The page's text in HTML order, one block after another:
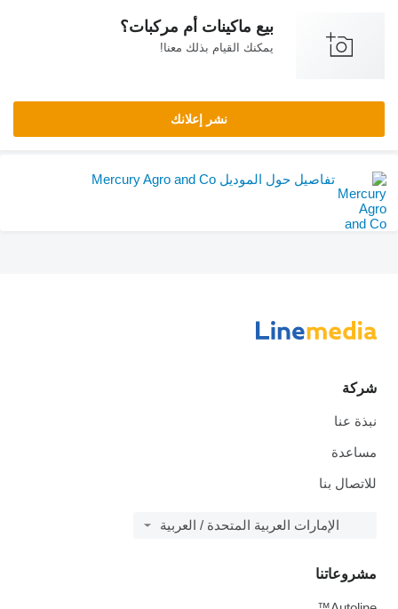
بيع ماكينات أم مركبات؟
يمكنك القيام بذلك معنا!
نشر إعلانك
تفاصيل حول الموديل Mercury Agro and Co
بنا
الإمارات العربية المتحدة / العربية